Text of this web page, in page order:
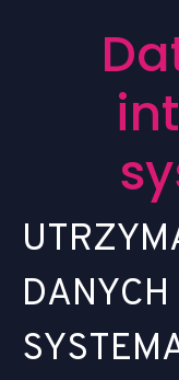
Da
int
sy
UTRZYM
DANYCH
SYSTEM